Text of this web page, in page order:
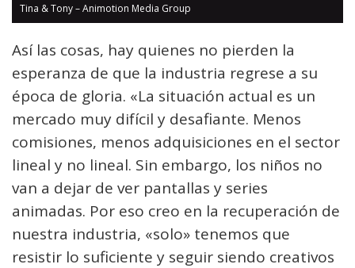
Tina & Tony – Animotion Media Group
Así las cosas, hay quienes no pierden la
esperanza de que la industria regrese a su
época de gloria. «La situación actual es un
mercado muy difícil y desafiante. Menos
comisiones, menos adquisiciones en el sector
lineal y no lineal. Sin embargo, los niños no
van a dejar de ver pantallas y series
animadas. Por eso creo en la recuperación de
nuestra industria, «solo» tenemos que
resistir lo suficiente y seguir siendo creativos